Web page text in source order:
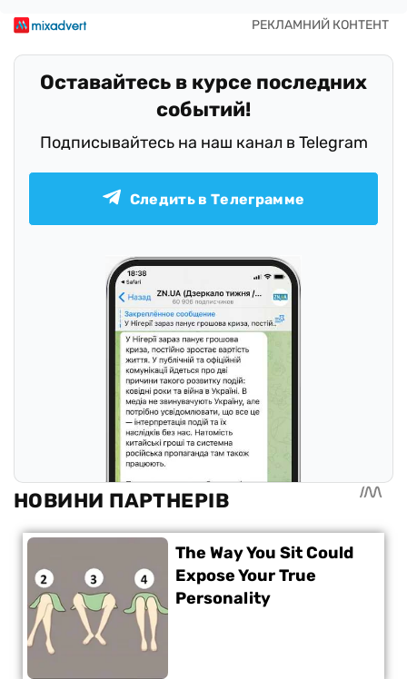
Оставайтесь в курсе последних
событий!
Подписывайтесь на наш канал в Telegram
Следить в Телеграмме